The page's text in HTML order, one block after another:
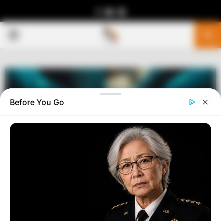
MENU
Before You Go